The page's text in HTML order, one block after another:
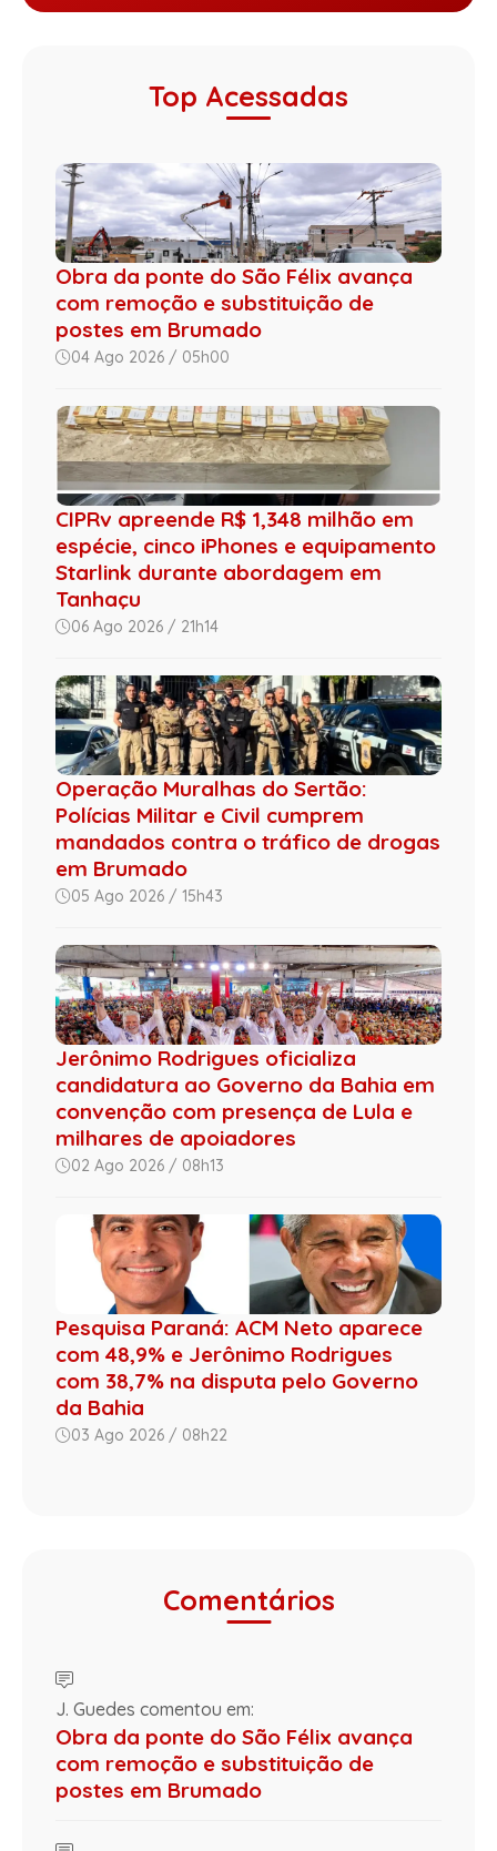
Top Acessadas
Obra da ponte do São Félix avança
com remoção e substituição de
postes em Brumado
04 Ago 2026 / 05h00
CIPRv apreende R$ 1,348 milhão em
espécie, cinco iPhones e equipamento
Starlink durante abordagem em
Tanhaçu
06 Ago 2026 / 21h14
Operação Muralhas do Sertão:
Polícias Militar e Civil cumprem
mandados contra o tráfico de drogas
em Brumado
05 Ago 2026 / 15h43
Jerônimo Rodrigues oficializa
candidatura ao Governo da Bahia em
convenção com presença de Lula e
milhares de apoiadores
02 Ago 2026 / 08h13
Pesquisa Paraná: ACM Neto aparece
com 48,9% e Jerônimo Rodrigues
com 38,7% na disputa pelo Governo
da Bahia
03 Ago 2026 / 08h22
Comentários
J. Guedes comentou em:
Obra da ponte do São Félix avança
com remoção e substituição de
postes em Brumado